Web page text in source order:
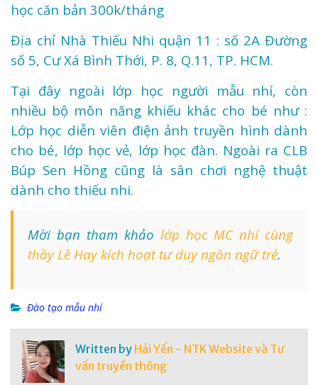
học căn bản 300k/tháng
Địa chỉ Nhà Thiếu Nhi quận 11 : số 2A Đường
số 5, Cư Xá Bình Thới, P. 8, Q.11, TP. HCM.
Tại đây ngoài lớp học người mẫu nhí, còn
nhiều bộ môn năng khiếu khác cho bé như :
Lớp học diễn viên điện ảnh truyền hình dành
cho bé, lớp học vẻ, lớp học đàn. Ngoài ra CLB
Búp Sen Hồng cũng là sân chơi nghệ thuật
dành cho thiếu nhi.
Mời bạn tham khảo lớp học MC nhí cùng
thầy Lê Hay kích hoạt tư duy ngôn ngữ trẻ.
Đào tạo mẫu nhí
Written by Hải Yến - NTK Website và Tư
vấn truyền thông